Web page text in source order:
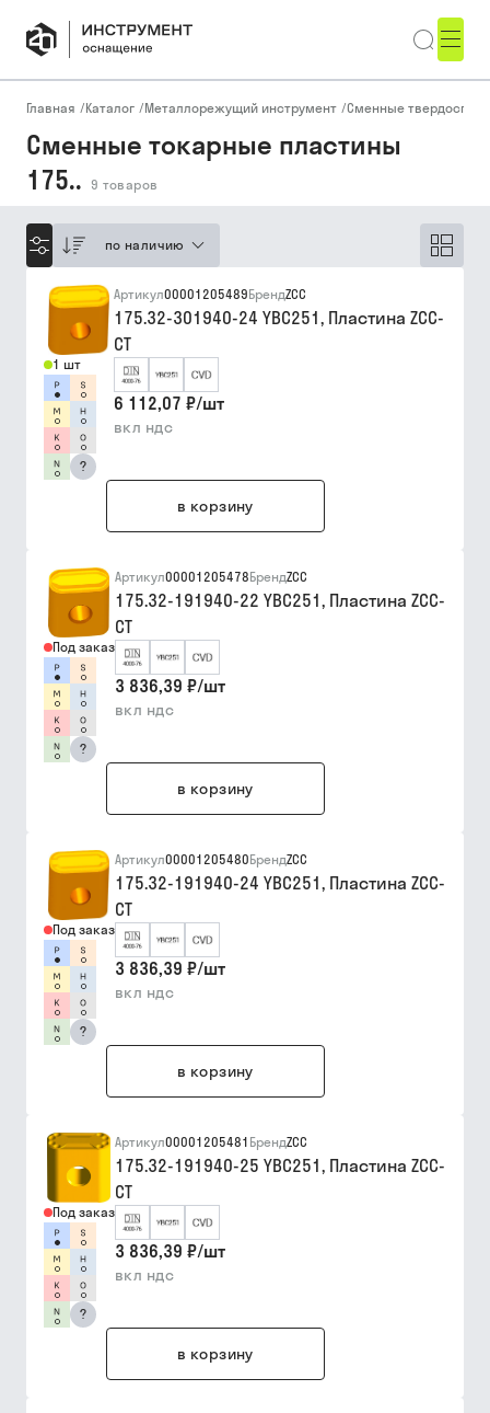
Главная /Каталог /Металлорежущий инструмент /Сменные
Сменные токарные пластины
175..
9 товаров
по наличию
1 шт
?
Артикул00001205489БрендZCC
175.32-301940-24 YBC251, Пластина ZCC-
CT
6 112,07 ₽/шт
вкл ндс
в корзину
Под заказ
?
Артикул00001205478БрендZCC
175.32-191940-22 YBC251, Пластина ZCC-
CT
3 836,39 ₽/шт
вкл ндс
в корзину
Под заказ
?
Артикул00001205480БрендZCC
175.32-191940-24 YBC251, Пластина ZCC-
CT
3 836,39 ₽/шт
вкл ндс
в корзину
Под заказ
?
Артикул00001205481 БрендZCC
175.32-191940-25 YBC251, Пластина ZCC-
CT
3 836,39 ₽/шт
вкл ндс
в корзину